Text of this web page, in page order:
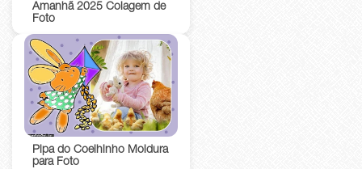
Amanhã 2025 Colagem de
Foto
Pipa do Coelhinho Moldura
para Foto